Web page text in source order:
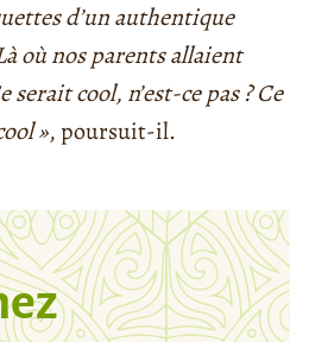
d’un authentique
où nos parents allaient
serait cool, n’est-ce pas ? Ce
», poursuit-il.